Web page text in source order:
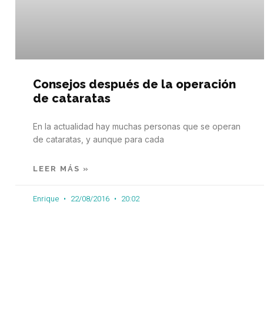
Consejos después de la operación
de cataratas
En la actualidad hay muchas personas que se operan
de cataratas, y aunque para cada
LEER MÁS »
Enrique 22/08/2016 20:02